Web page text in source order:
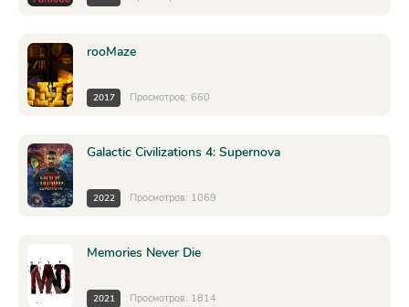
rooMaze
2017 Просмотров: 660
Galactic Civilizations 4: Supernova
2022 Просмотров: 1069
Memories Never Die
2021 Просмотров: 1814